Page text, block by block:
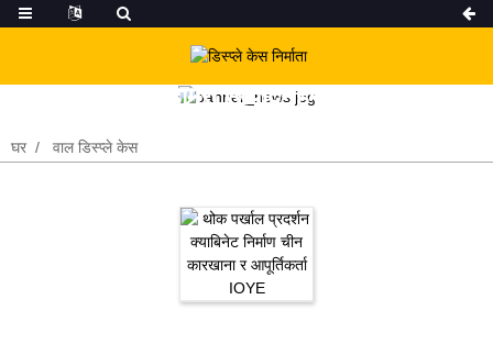
हाम्रा उत्पादनहरु
घर वाल डिस्प्ले केस